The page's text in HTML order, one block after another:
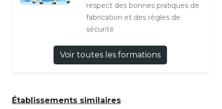
respect des bonnes pratiques de
fabrication et des règles de
sécurité
Voir toutes les formations
Établissements similaires